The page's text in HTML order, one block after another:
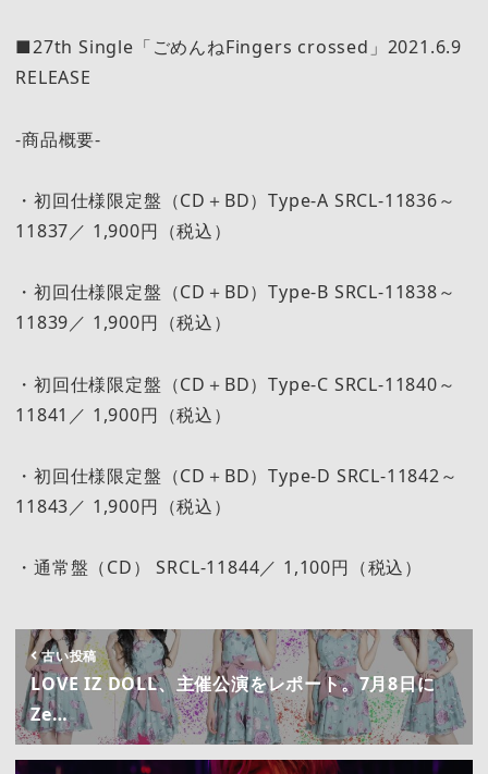
■27th Single「ごめんねFingers crossed」2021.6.9
RELEASE
-商品概要-
・初回仕様限定盤（CD＋BD）Type-A SRCL-11836～
11837／ 1,900円（税込）
・初回仕様限定盤（CD＋BD）Type-B SRCL-11838～
11839／ 1,900円（税込）
・初回仕様限定盤（CD＋BD）Type-C SRCL-11840～
11841／ 1,900円（税込）
・初回仕様限定盤（CD＋BD）Type-D SRCL-11842～
11843／ 1,900円（税込）
・通常盤（CD） SRCL-11844／ 1,100円（税込）
古い投稿
LOVE IZ DOLL、主催公演をレポート。7月8日に
Ze…